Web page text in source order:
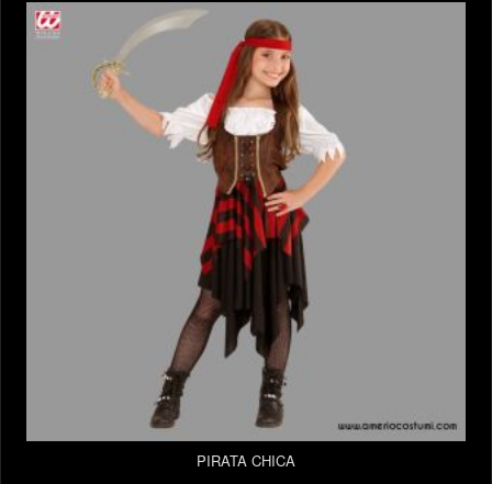
PIRATA CHICA